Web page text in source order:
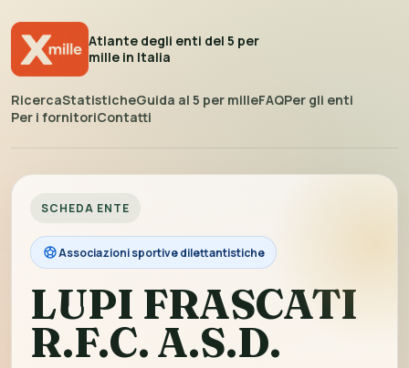
Atlante degli enti del 5 per
mille in Italia
RicercaStatisticheGuida al 5 per milleFAQPer gli enti
Per i fornitoriContatti
SCHEDA ENTE
Associazioni sportive dilettantistiche
LUPI FRASCATI
R.F.C. A.S.D.